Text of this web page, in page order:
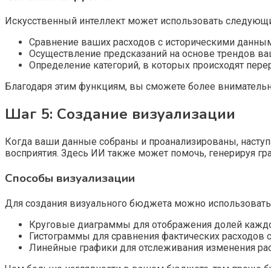
Искусственный интеллект может использовать
Сравнение ваших расходов с историческими
Осуществление предсказаний на основе трендов
Определение категорий, в которых происходят
Благодаря этим функциям, вы сможете более
Шаг 5: Создание визуализации
Когда ваши данные собраны и проанализированы,
восприятия. Здесь ИИ также может помочь, генерируя
Способы визуализации
Для создания визуального бюджета можно
Круговые диаграммы для отображения долей
Гистограммы для сравнения фактических расходов
Линейные графики для отслеживания изменения